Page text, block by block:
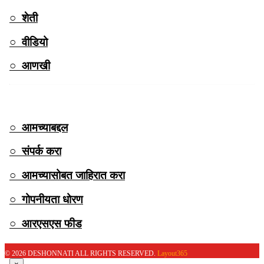
○ शेती
○ वीडियो
○ आणखी
○ आमच्याबद्दल
○ संपर्क करा
○ आमच्यासोबत जाहिरात करा
○ गोपनीयता धोरण
○ आरएसएस फीड
© 2026 DESHONNATIALL RIGHTS RESERVED. Layout365